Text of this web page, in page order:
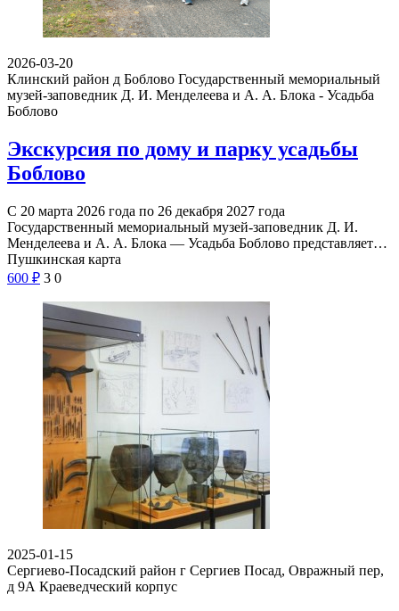
2026-03-20
Клинский район д Боблово Государственный мемориальный
музей-заповедник Д. И. Менделеева и А. А. Блока - Усадьба
Боблово
Экскурсия по дому и парку усадьбы
Боблово
С 20 марта 2026 года по 26 декабря 2027 года
Государственный мемориальный музей-заповедник Д. И.
Менделеева и А. А. Блока — Усадьба Боблово представляет…
Пушкинская карта
600 ₽ 3 0
2025-01-15
Сергиево-Посадский район г Сергиев Посад, Овражный пер,
д 9А Краеведческий корпус